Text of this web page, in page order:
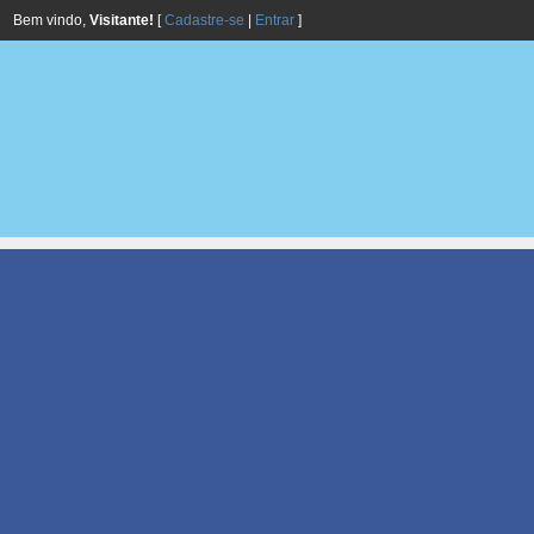
Bem vindo, Visitante! [Cadastre-se Entrar ]